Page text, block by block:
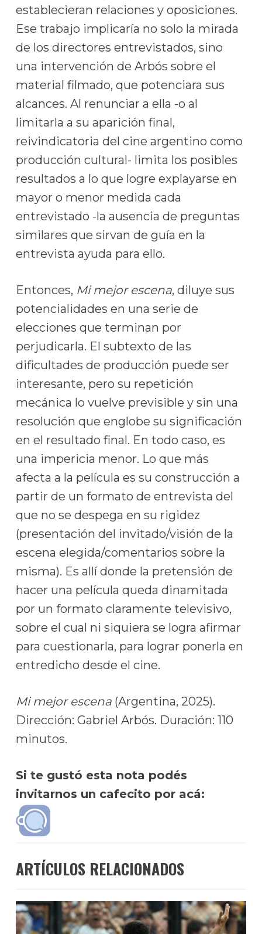
establecieran relaciones y oposiciones.
Ese trabajo implicaría no solo la mirada
de los directores entrevistados, sino
una intervención de Arbós sobre el
material filmado, que potenciara sus
alcances. Al renunciar a ella -o al
limitarla a su aparición final,
reivindicatoria del cine argentino como
producción cultural- limita los posibles
resultados a lo que logre explayarse en
mayor o menor medida cada
entrevistado -la ausencia de preguntas
similares que sirvan de guía en la
entrevista ayuda para ello.
Entonces, Mi mejor escena, diluye sus
potencialidades en una serie de
elecciones que terminan por
perjudicarla. El subtexto de las
dificultades de producción puede ser
interesante, pero su repetición
mecánica lo vuelve previsible y sin una
resolución que englobe su significación
en el resultado final. En todo caso, es
una impericia menor. Lo que más
afecta a la película es su construcción a
partir de un formato de entrevista del
que no se despega en su rigidez
(presentación del invitado/visión de la
escena elegida/comentarios sobre la
misma). Es allí donde la pretensión de
hacer una película queda dinamitada
por un formato claramente televisivo,
sobre el cual ni siquiera se logra afirmar
para cuestionarla, para lograr ponerla en
entredicho desde el cine.
Mi mejor escena(Argentina, 2025).
Dirección: Gabriel Arbós. Duración: 110
minutos.
Si te gustó esta nota podés
invitarnos un cafecito por acá:
ARTÍCULOS RELACIONADOS